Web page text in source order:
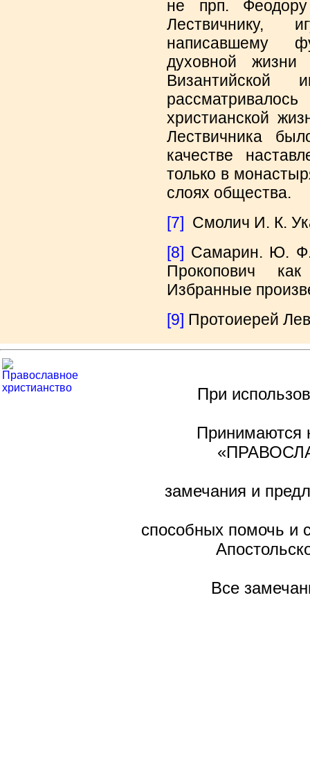
не прп.
Лествичнику,
написавшему
духовной
Византийской
христианской
Лествичника
качестве
только в
слоях общества.
[7] Смолич И. К.
[8] Самарин. Ю.
Прокопович
Избранные
[9] Протоиерей
При
Принимаются
замечания и
способных помочь и
Все